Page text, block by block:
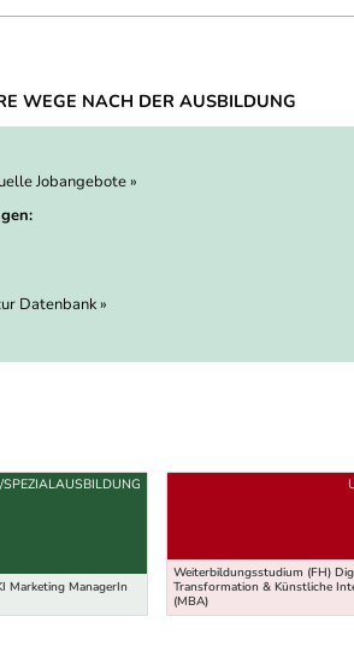
WEGE NACH DER AUSBILDUNG
Jobangebote »
Datenbank »
Marketing ManagerIn
SPEZIALAUSBILDUNG
Weiterbildungsstudium (FH)
Transformation & Künstliche
(MBA)